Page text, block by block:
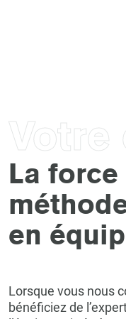
Votre
La
en
Lorsque vous nous
bénéficiez de